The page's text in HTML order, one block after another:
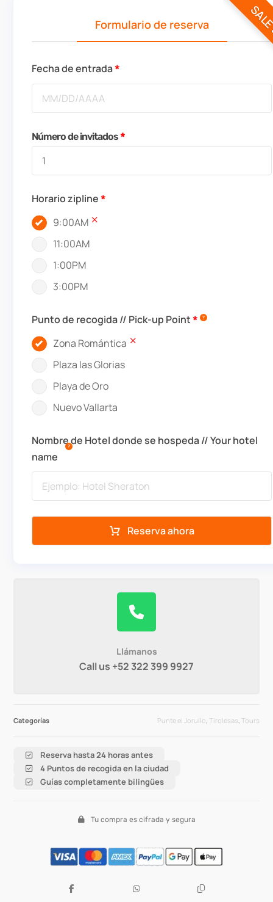
Formulario de reserva
Fecha de entrada
Número de invitados
Horario zipline
9:00AM
11:00AM
1:00PM
3:00PM
Punto de recogida // Pick-up Point
Zona Romántica
Plaza las Glorias
Playa de Oro
Nuevo Vallarta
Nombre de Hotel donde se hospeda // Your hotel
name
Reserva ahora
Llámanos
Call us +52 322 399 9927
Categorías Punte el Jorullo Tirolesas Tours
Reserva hasta 24 horas antes
4 Puntos de recogida en la ciudad
Guías completamente bilingües
Tu compra es cifrada y segura